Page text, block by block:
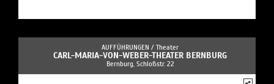
AUFFÜHRUNGEN / Theater
CARL-MARIA-VON-WEBER-THEATER BERNBURG
Bernburg, Schloßstr. 22